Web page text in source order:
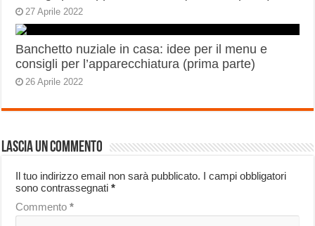
27 Aprile 2022
Banchetto nuziale in casa: idee per il menu e
consigli per l’apparecchiatura (prima parte)
26 Aprile 2022
Lascia un commento
Il tuo indirizzo email non sarà pubblicato. I campi obbligatori
sono contrassegnati*
Commento*